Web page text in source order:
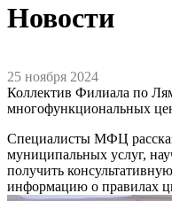
Новости
25 ноября 2024
Коллектив Филиала по
многофункциональных
Специалисты МФЦ
муниципальных услуг,
получить
информацию о правилах